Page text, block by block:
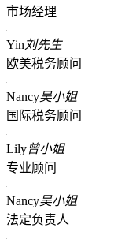
市场经理
Yin 刘先生
欧美税务顾问
Nancy吴小姐
国际税务顾问
Lily曾小姐
专业顾问
Nancy吴小姐
法定负责人